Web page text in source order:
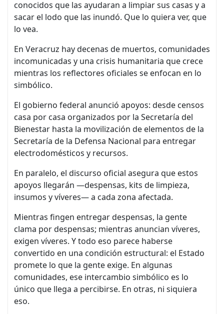
conocidos que las ayudaran a limpiar sus casas y a
sacar el lodo que las inundó. Que lo quiera ver, que
lo vea.
En Veracruz hay decenas de muertos, comunidades
incomunicadas y una crisis humanitaria que crece
mientras los reflectores oficiales se enfocan en lo
simbólico.
El gobierno federal anunció apoyos: desde censos
casa por casa organizados por la Secretaría del
Bienestar hasta la movilización de elementos de la
Secretaría de la Defensa Nacional para entregar
electrodomésticos y recursos.
En paralelo, el discurso oficial asegura que estos
apoyos llegarán —despensas, kits de limpieza,
insumos y víveres— a cada zona afectada.
Mientras fingen entregar despensas, la gente
clama por despensas; mientras anuncian víveres,
exigen víveres. Y todo eso parece haberse
convertido en una condición estructural: el Estado
promete lo que la gente exige. En algunas
comunidades, ese intercambio simbólico es lo
único que llega a percibirse. En otras, ni siquiera
eso.